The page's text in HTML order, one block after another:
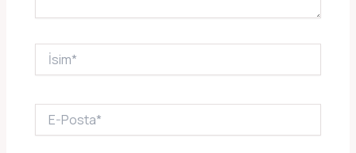
İsim*
Posta*